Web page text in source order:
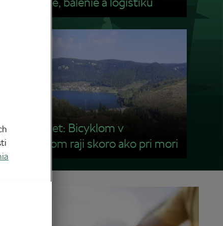
Tip na výlet: Bicyklom v
Slovenskom raji skoro ako pri mori